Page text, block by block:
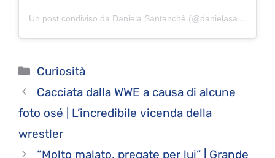
Un post condiviso da Daniela Santanchè (@danielasantanche)
Categorie
Curiosità
Cacciata dalla WWE a causa di alcune
foto osé | L’incredibile vicenda della
wrestler
“Molto malato, pregate per lui” | Grande